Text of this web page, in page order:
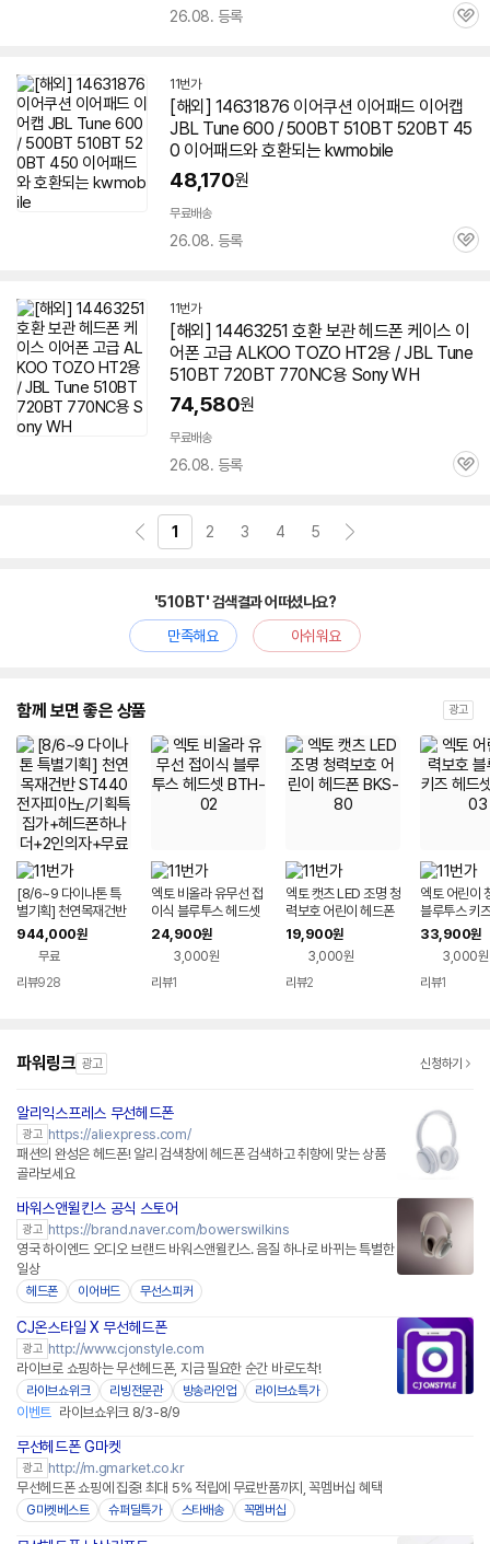
26.08. 등록
관
11번가
[해외] 14631876 이어쿠션 이어패드 이어캡
JBL Tune 600 / 500BT 510BT 520BT 45
0 이어패드와 호환되는 kwmobile
48,170원
무료배송
26.08. 등록
관
11번가
[해외] 14463251 호환 보관 헤드폰 케이스 이
어폰 고급 ALKOO TOZO HT2용 / JBL Tune
510BT 720BT 770NC용 Sony WH
74,580원
무료배송
26.08. 등록
관
1 2 3 4 5
'510BT' 검색결과 어떠셨나요?
만족해요
아쉬워요
함께 보면 좋은 상품 광고
[8/6~9 다이나톤 특
별기획] 천연목재건반
ST440 전자피아노/
기획특집가+헤드폰하
나더+2인의자+무료
설치/역대급혜택! 가격
944,000원
무료
리뷰928
엑토 비올라 유무선 접
이식 블루투스 헤드셋
BTH-02
24,900원
3,000원
리뷰1
엑토 캣츠 LED 조명 청
력보호 어린이 헤드폰
BKS-80
19,900원
3,000원
리뷰2
엑토 어린이
블루투스 키
BTH-03
33,900원
3,000원
리뷰1
파워링크 광고 신청하기
알리익스프레스 무선헤드폰
광고 https://aliexpress.com/
패션의 완성은 헤드폰! 알리 검색창에 헤드폰 검색하고 취향에 맞는 상품
골라보세요
바워스앤윌킨스 공식 스토어
광고 https://brand.naver.com/bowerswilkins
영국 하이엔드 오디오 브랜드 바워스앤윌킨스. 음질 하나로 바뀌는 특별한
일상
헤드폰 이어버드 무선스피커
CJ온스타일 X 무선헤드폰
광고 http://www.cjonstyle.com
라이브로 쇼핑하는 무선헤드폰, 지금 필요한 순간 바로도착!
라이브쇼위크 리빙전문관 방송라인업 라이브쇼특가
이벤트 라이브쇼위크 8/3-8/9
무선헤드폰 G마켓
광고 http://m.gmarket.co.kr
무선헤드폰 쇼핑에 집중! 최대 5% 적립에 무료반품까지, 꼭멤버십 혜택
G마켓베스트 슈퍼딜특가 스타배송 꼭멤버십